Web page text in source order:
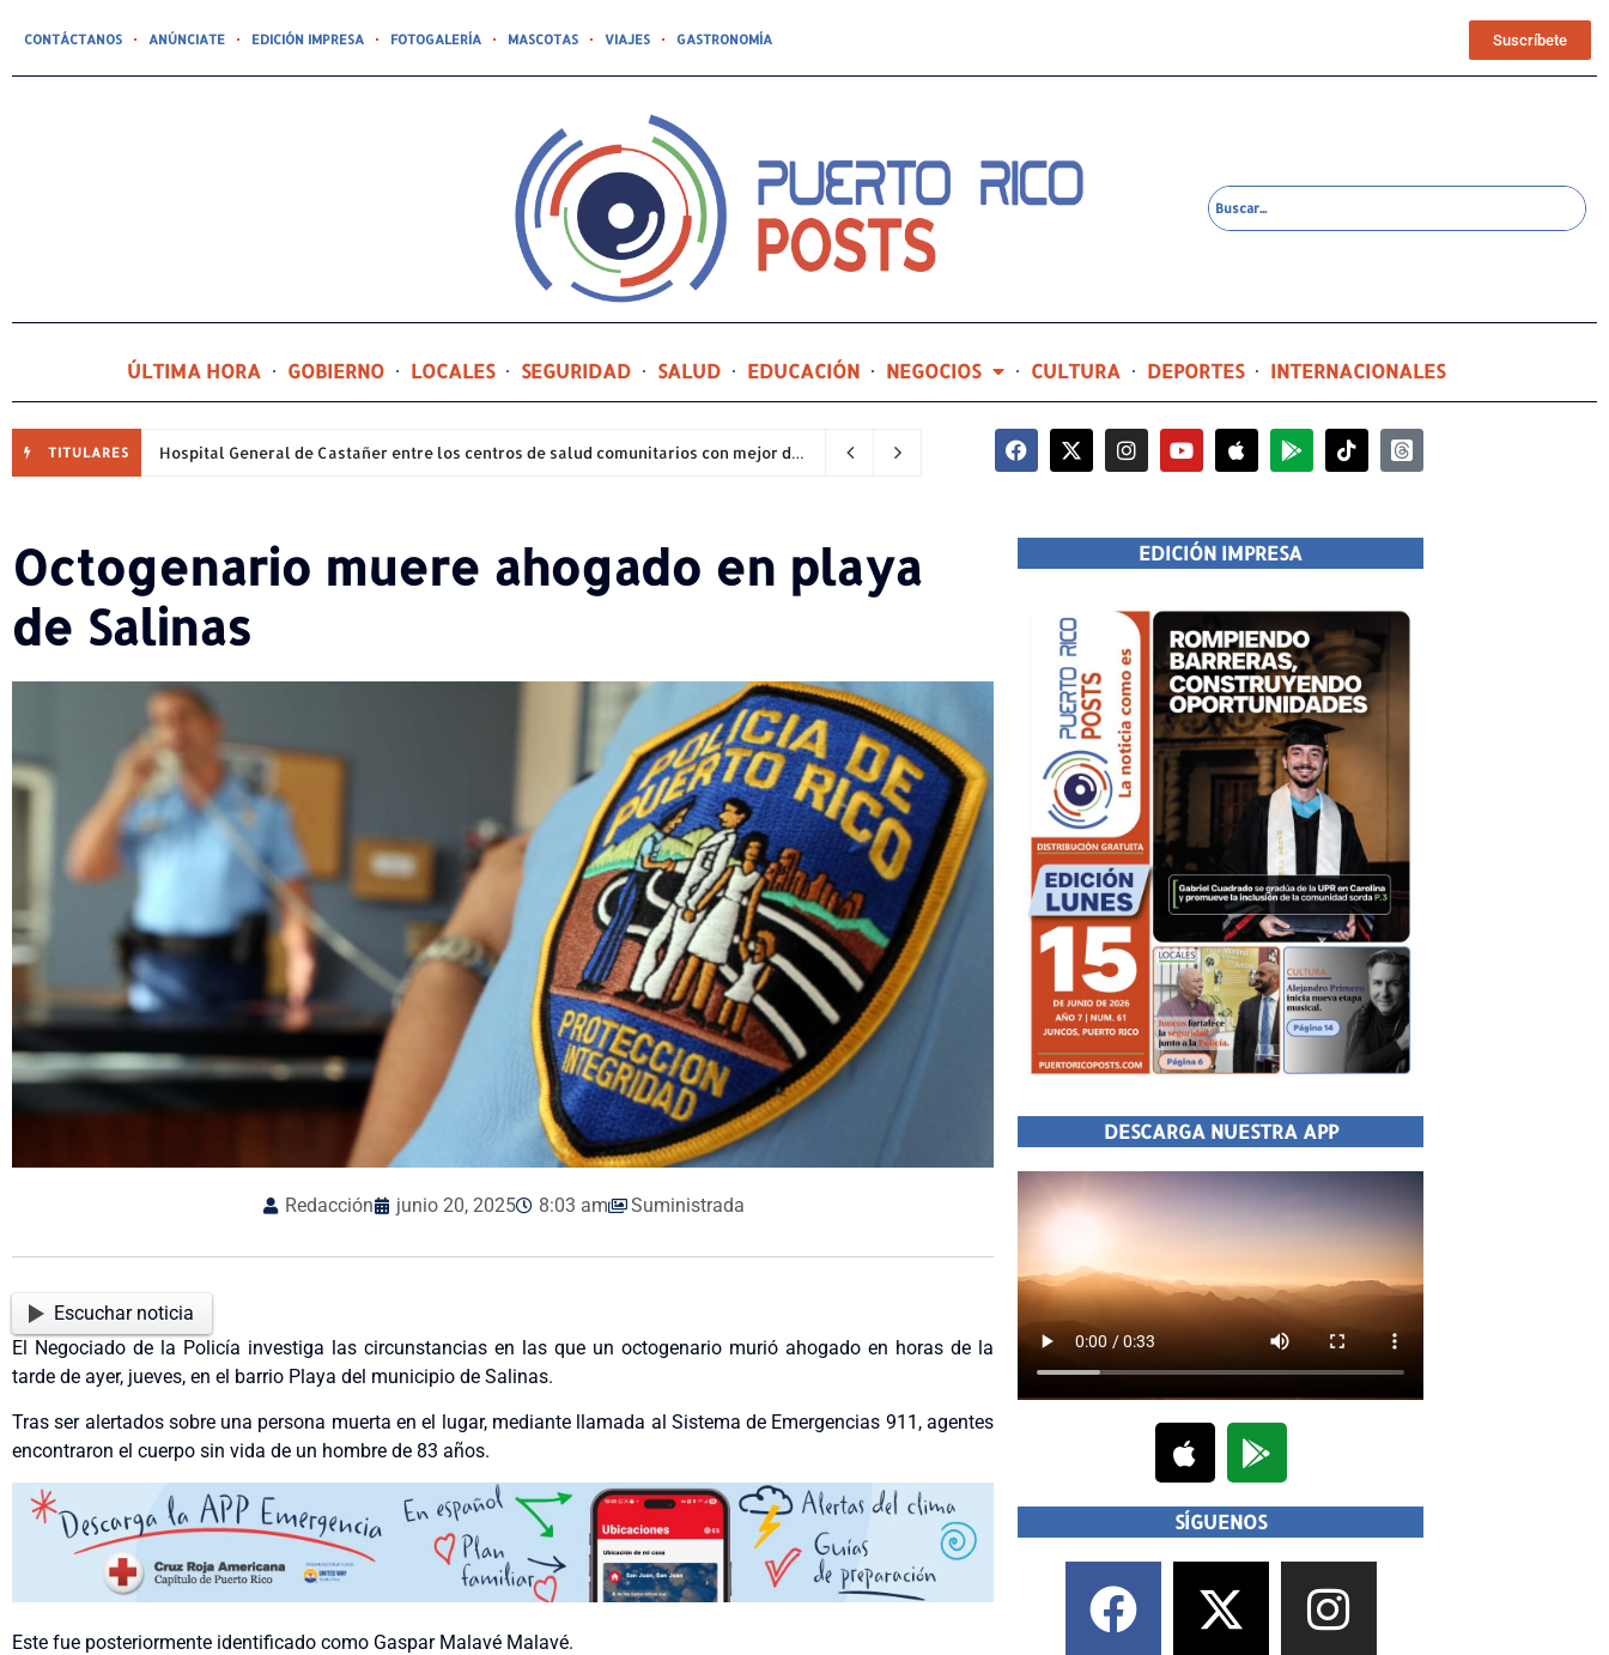
CONTÁCTANOS ANÚNCIATE EDICIÓN IMPRESA FOTOGALERÍA MASCOTAS VIAJES GASTRONOMÍA Suscríbete
ÚLTIMA HORA GOBIERNO LOCALES SEGURIDAD SALUD EDUCACIÓN NEGOCIOS CULTURA DEPORTES INTERNACIONALES
TITULARES Hospital General de Castañer entre los centros de salud comunitarios con mejor desempeño clínico de Estados Unidos 11 horas ago
Octogenario muere ahogado en playa
de Salinas
Redacción junio 20, 2025 8:03 am Suministrada
Escuchar noticia
El Negociado de la Policía investiga las circunstancias en las que un octogenario murió ahogado en horas de la
tarde de ayer, jueves, en el barrio Playa del municipio de Salinas.
Tras ser alertados sobre una persona muerta en el lugar, mediante llamada al Sistema de Emergencias 911, agentes
encontraron el cuerpo sin vida de un hombre de 83 años.
Este fue posteriormente identificado como Gaspar Malavé Malavé.
EDICIÓN IMPRESA
DESCARGA NUESTRA APP
SÍGUENOS